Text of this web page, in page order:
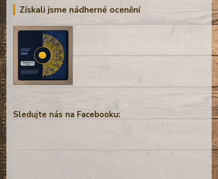
Získali jsme nádherné ocenění
Sledujte nás na Facebooku: